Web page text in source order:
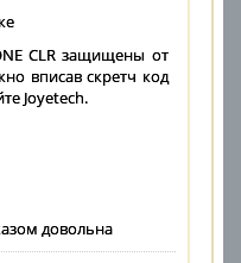
CLR защищены от
вписав скретч код
Joyetech.
довольна